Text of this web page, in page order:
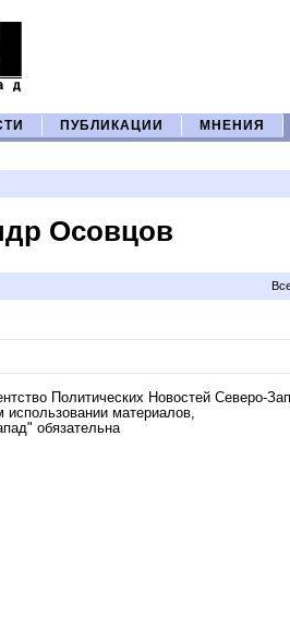
ПУБЛИКАЦИИ МНЕНИЯ
Осовцов
Политических Новостей Северо-
использовании материалов,
обязательна